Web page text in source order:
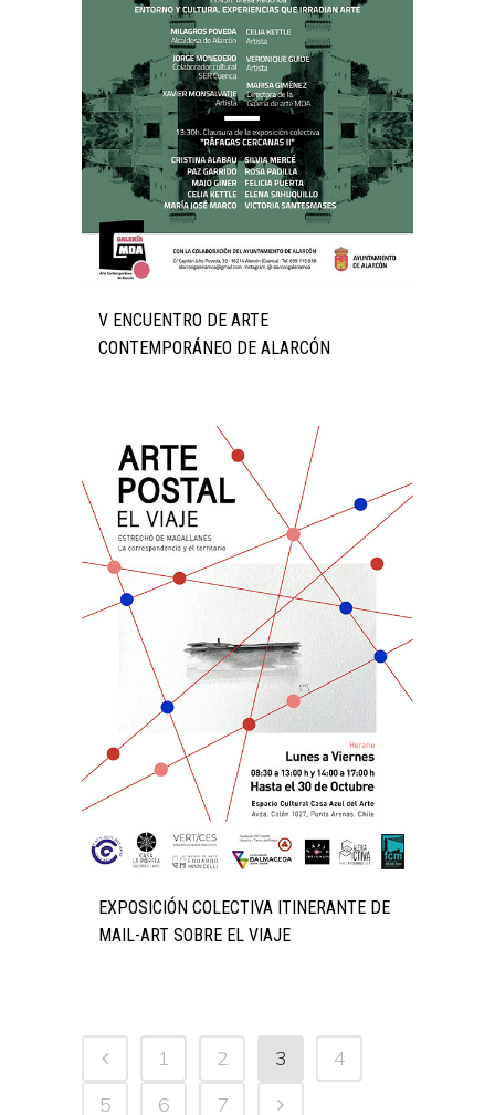
V ENCUENTRO DE ARTE
CONTEMPORÁNEO DE ALARCÓN
EXPOSICIÓN COLECTIVA ITINERANTE DE
MAIL-ART SOBRE EL VIAJE
1 2 3
4
5
6 7